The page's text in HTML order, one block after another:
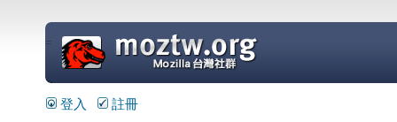
=
登入 註冊